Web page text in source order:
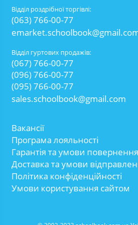
Відділ роздрібної торгівлі:
(063) 766-00-77
Відділ гуртових продажів:
(067) 766-00-77
(096) 766-00-77
(095) 766-00-77
sales.schoolbook@gmail.com
Вакансії
Програма лояльності
Гарантія та умови повернення
Доставка та умови
Політика конфіденційності
Умови користування сайтом